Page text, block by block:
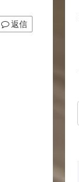
返信